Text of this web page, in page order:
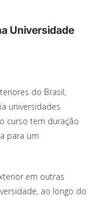
Universidade
do Brasil,
universidades
curso tem duração
para um
em outras
ao longo do